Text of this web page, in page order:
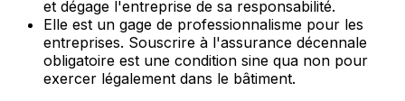
et dégage l'entreprise de sa responsabilité.
Elle est un gage de professionnalisme pour les
entreprises. Souscrire à l'assurance décennale
obligatoire est une condition sine qua non pour
exercer légalement dans le bâtiment.